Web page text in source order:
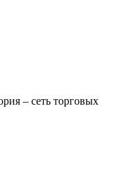
– сеть торговых